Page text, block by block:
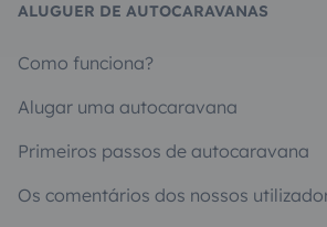
ALUGUER DE AUTOCARAVANAS
Como funciona?
Alugar uma autocaravana
Primeiros passos de autocaravana
Os comentários dos nossos